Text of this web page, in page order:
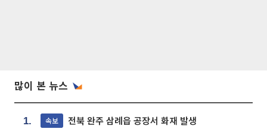
많이 본 뉴스
1. 속보 전북 완주 삼례읍 공장서 화재 발생